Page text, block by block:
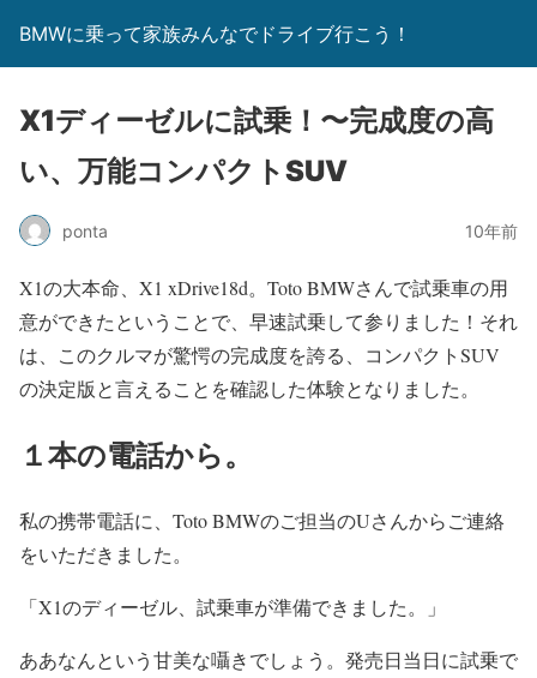
BMWに乗って家族みんなでドライブ行こう！
X1ディーゼルに試乗！〜完成度の高
い、万能コンパクトSUV
ponta 10年前
X1の大本命、X1 xDrive18d。Toto BMWさんで試乗車の用
意ができたということで、早速試乗して参りました！それ
は、このクルマが驚愕の完成度を誇る、コンパクトSUV
の決定版と言えることを確認した体験となりました。
１本の電話から。
私の携帯電話に、Toto BMWのご担当のUさんからご連絡
をいただきました。
「X1のディーゼル、試乗車が準備できました。」
ああなんという甘美な囁きでしょう。発売日当日に試乗で